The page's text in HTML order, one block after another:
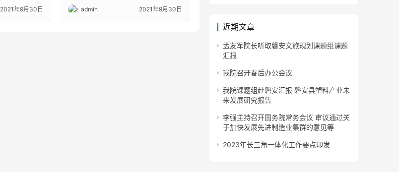
2021年9月30日 admin 2021年9月30日
近期文章
孟友军院长听取磐安文旅规划课题组课题
汇报
我院召开春后办公会议
我院课题组赴磐安汇报 磐安县塑料产业未
来发展研究报告
李强主持召开国务院常务会议 审议通过关
于加快发展先进制造业集群的意见等
2023年长三角一体化工作要点印发